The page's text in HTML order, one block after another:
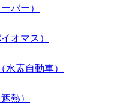
バー）
オマス）
素自動車）
熱）